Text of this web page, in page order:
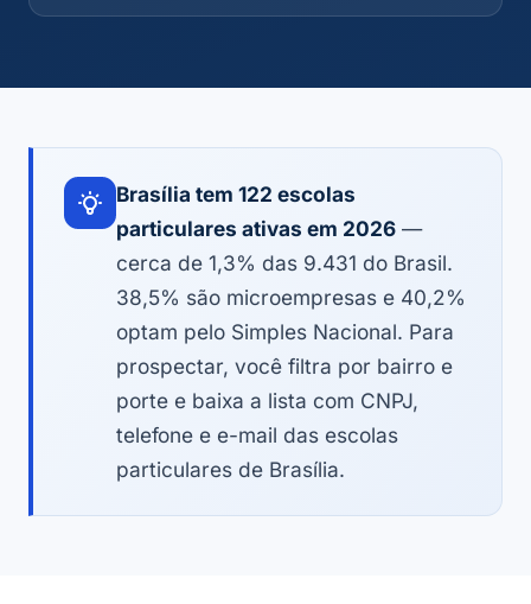
Brasília tem 122 escolas
particulares ativas em 2026 —
cerca de 1,3% das 9.431 do Brasil.
38,5% são microempresas e 40,2%
optam pelo Simples Nacional. Para
prospectar, você filtra por bairro e
porte e baixa a lista com CNPJ,
telefone e e-mail das escolas
particulares de Brasília.